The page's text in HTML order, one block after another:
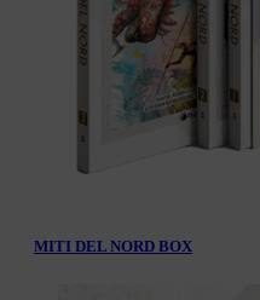
MITI DEL NORD BOX